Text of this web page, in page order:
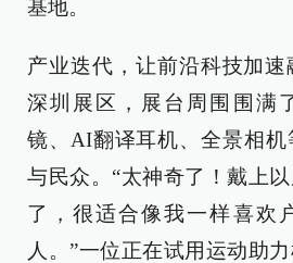
基地。
产业迭代，让前沿科技加
深圳展区，展台周围围满
镜、AI翻译耳机、全景相
与民众。“太神奇了！戴上
了，很适合像我一样喜欢
人。”一位正在试用运动助